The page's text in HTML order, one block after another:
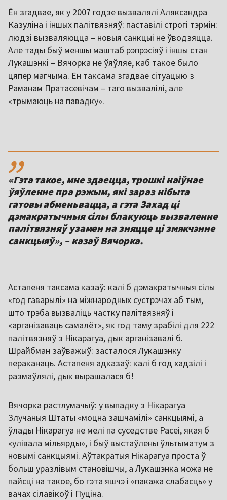
Ён згадвае, як у 2007 годзе вызвалялі Аляксандра
Казуліна і іншых палітвязняў: паставілі строгі тэрмін:
людзі вызваляюцца – новыя санкцыі не ўводзяцца.
Але тады быў меншы маштаб рэпрэсіяў і іншы стан
Лукашэнкі – Вячорка не ўяўляе, каб такое было
цяпер магчыма. Ён таксама згадвае сітуацыю з
Раманам Пратасевічам – таго вызвалілі, але
«трымаюць на павадку».
,,
«Гэта такое, мне здаецца, трошкі наіўнае
ўяўленне пра рэжым, які зараз нібыта
гатовы абменьвацца, а гэта Захад ці
дэмакратычныя сілы блакуюць вызваленне
палітвязняў узамен на зняцце ці змякчэнне
санкцыяў», – казаў Вячорка.
Астапеня таксама казаў: калі б дэмакратычныя сілы
«год гаварылі» на міжнародных сустрэчах аб тым,
што трэба вызваліць частку палітвязняў і
«арганізаваць самалёт», як год таму зрабілі для 222
палітвязняў з Нікарагуа, дык арганізавалі б.
Шрайбман заўважыў: засталося Лукашэнку
пераканаць. Астапеня адказаў: калі б год хадзілі і
размаўлялі, дык вырашалася б!
Вячорка растлумачыў: у выпадку з Нікарагуа
Злучаныя Штаты «моцна зашчамілі» санкцыямі, а
ўлады Нікарагуа не мелі па суседстве Расеі, якая б
«улівала мільярды», і быў выстаўлены ўльтыматум з
новымі санкцыямі. Аўтакратыя Нікарагуа проста ў
больш уразлівым становішчы, а Лукашэнка можа не
пайсці на такое, бо гэта яшчэ і «пакажа слабасць» у
вачах сілавікоў і Пуціна.